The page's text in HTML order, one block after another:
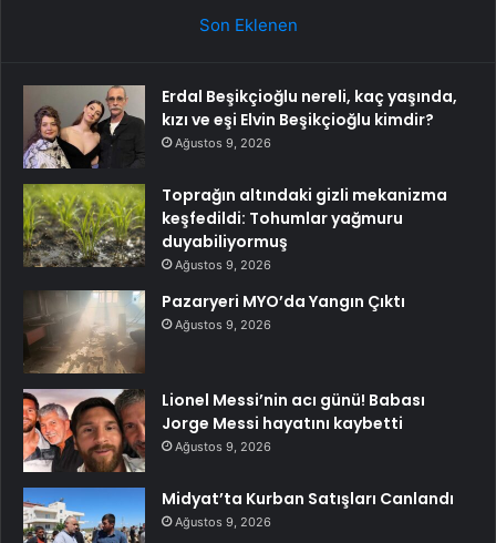
Son Eklenen
Erdal Beşikçioğlu nereli, kaç yaşında,
kızı ve eşi Elvin Beşikçioğlu kimdir?
Ağustos 9, 2026
Toprağın altındaki gizli mekanizma
keşfedildi: Tohumlar yağmuru
duyabiliyormuş
Ağustos 9, 2026
Pazaryeri MYO’da Yangın Çıktı
Ağustos 9, 2026
Lionel Messi’nin acı günü! Babası
Jorge Messi hayatını kaybetti
Ağustos 9, 2026
Midyat’ta Kurban Satışları Canlandı
Ağustos 9, 2026